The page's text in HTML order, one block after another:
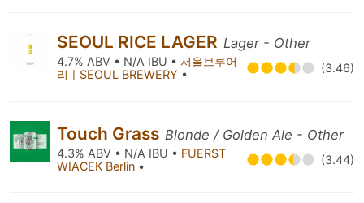
SEOUL RICE LAGER Lager - Other
4.7% ABV • N/A IBU • 서울브루어
리ㅣSEOUL BREWERY • (3.46)
Touch Grass Blonde / Golden Ale - Other
4.3% ABV • N/A IBU • FUERST
WIACEK Berlin • (3.44)